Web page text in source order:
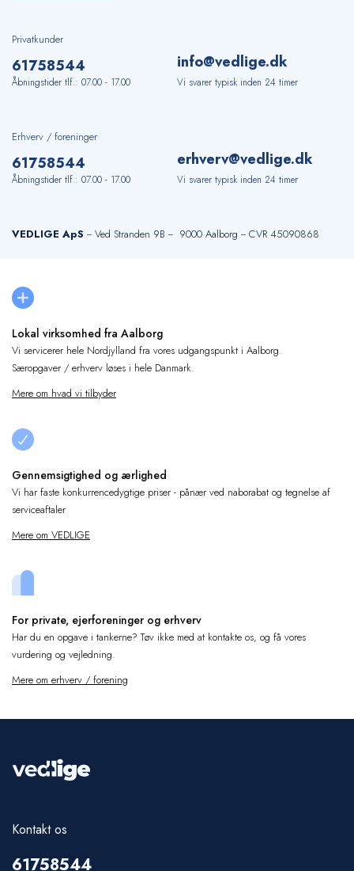
Privatkunder
61758544
Åbningstider tlf.: 07.00 - 17.00
info@vedlige.dk
Vi svarer typisk inden 24 timer
Erhverv / foreninger
61758544
Åbningstider tlf.: 07.00 - 17.00
erhverv@vedlige.dk
Vi svarer typisk inden 24 timer
VEDLIGE ApS -- Ved Stranden 9B -- 9000 Aalborg -- CVR 45090868
Lokal virksomhed fra Aalborg
Vi servicerer hele Nordjylland fra vores udgangspunkt i Aalborg.
Særopgaver / erhverv løses i hele Danmark.
Mere om hvad vi tilbyder
Gennemsigtighed og ærlighed
Vi har faste konkurrencedygtige priser - pånær ved naborabat og tegnelse af
serviceaftaler
Mere om VEDLIGE
For private, ejerforeninger og erhverv
Har du en opgave i tankerne? Tøv ikke med at kontakte os, og få vores
vurdering og vejledning.
Mere om erhverv / forening
Kontakt os
61758544